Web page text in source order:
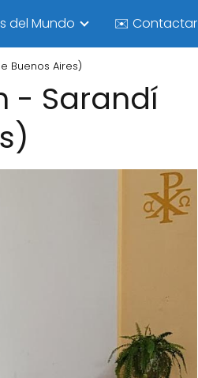
del Mundo ✉️ Contactar
Buenos Aires)
- Sarandí